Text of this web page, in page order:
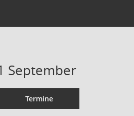
September
Termine